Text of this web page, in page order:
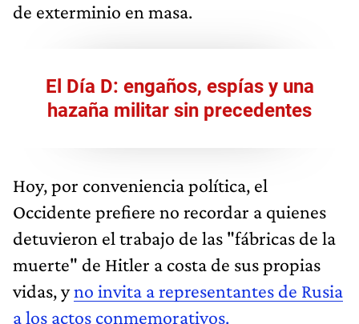
de exterminio en masa.
El Día D: engaños, espías y una
hazaña militar sin precedentes
Hoy, por conveniencia política, el
Occidente prefiere no recordar a quienes
detuvieron el trabajo de las "fábricas de la
muerte" de Hitler a costa de sus propias
vidas, yno invita a representantes de Rusia
a los actos conmemorativos.